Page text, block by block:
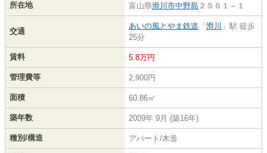
所在地 富山県滑川市中野島 ２５６１－１
交通
あいの風とやま鉄道 「 滑川 」駅 徒歩
25分
賃料 5.8万円
管理費等 2,900円
面積 60.86㎡
築年数 2009年 9月 (築16年)
種別/構造 アパート/木造